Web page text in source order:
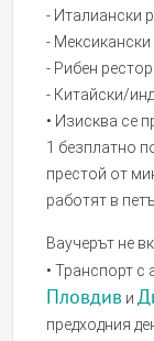
- Италиански
- Мексикански
- Рибен
- Китайски/
• Изисква се
1 безплатно
престой от
работят в
Ваучерът не
• Транспорт с
Пловдив и
предходния